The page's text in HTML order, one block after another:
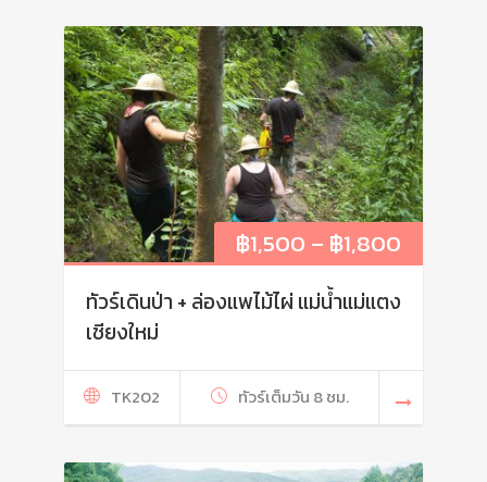
฿1,500 – ฿1,800
ทัวร์เดินป่า + ล่องแพไม้ไผ่ แม่น้ำแม่แตง
เชียงใหม่
TK202 ทัวร์เต็มวัน 8 ชม.